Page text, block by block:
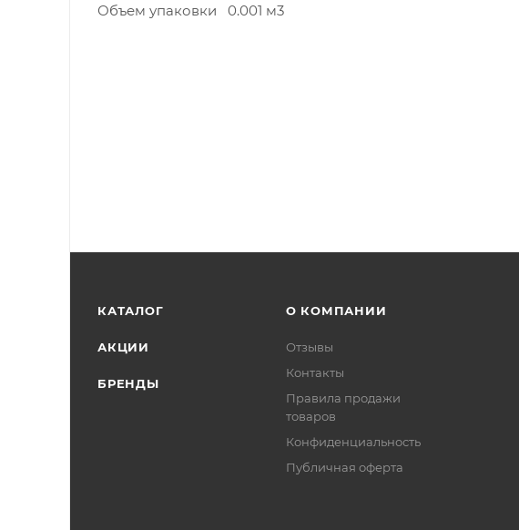
Объем упаковки
0.001 м3
КАТАЛОГ
АКЦИИ
БРЕНДЫ
О КОМПАНИИ
Отзывы
Контакты
Правила продажи
товаров
Конфиденциальность
Публичная оферта